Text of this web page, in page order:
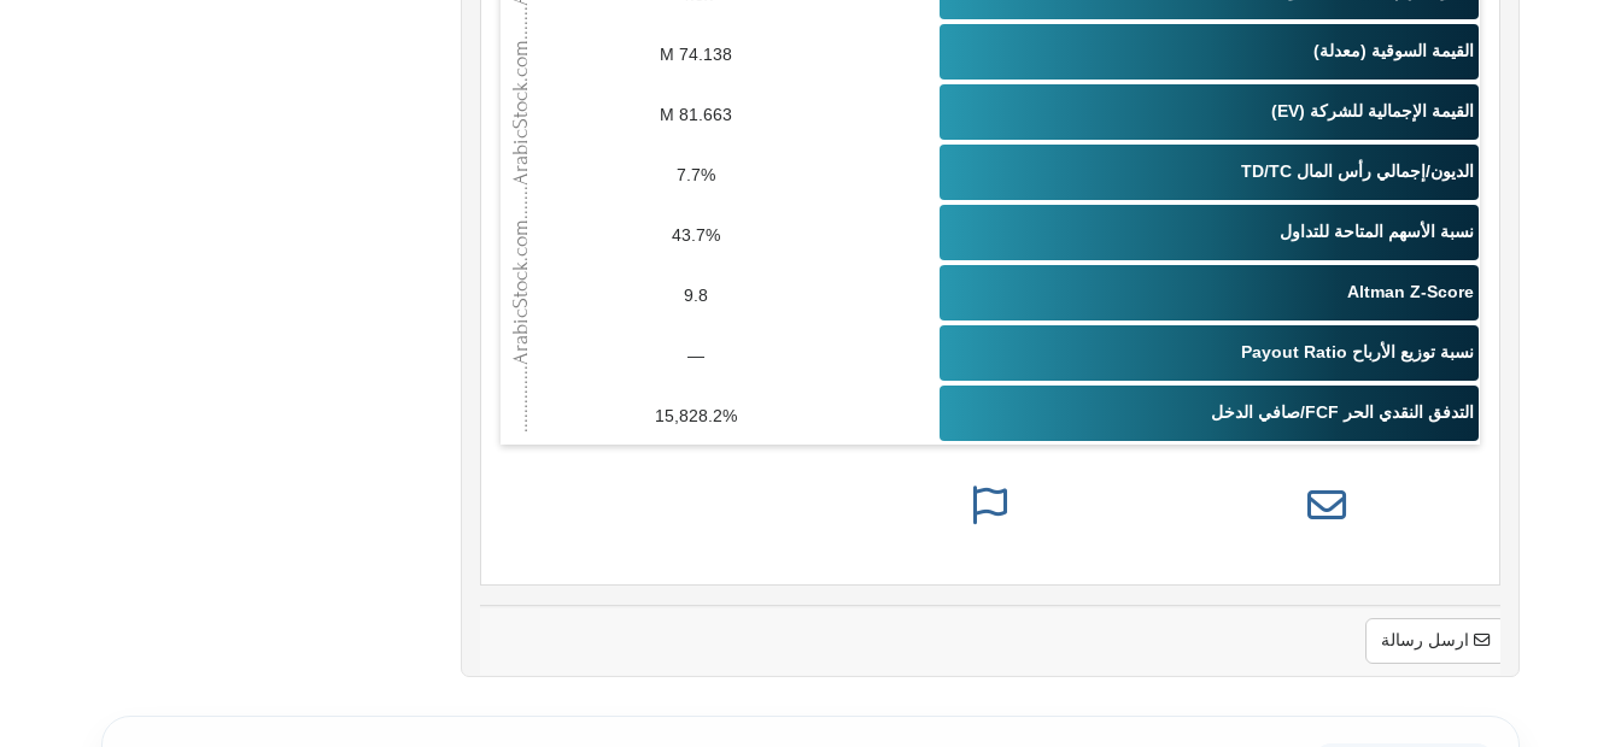
74.138 M
81.663 M
7.7%
43.7%
9.8
—
15,828.2%
ارسل رسالة